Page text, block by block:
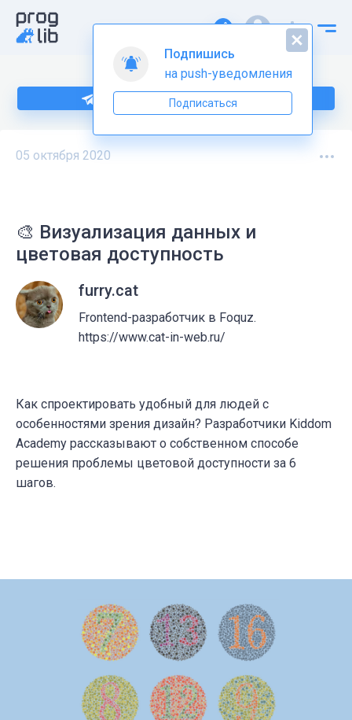
Подпишитесь на нас в Telegram
05 октября 2020
🎨 Визуализация данных и
цветовая доступность
furry.cat
Frontend-разработчик в Foquz.
https://www.cat-in-web.ru/
Как спроектировать удобный для людей с
особенностями зрения дизайн? Разработчики Kiddom
Academy рассказывают о собственном способе
решения проблемы цветовой доступности за 6
шагов.
Подпишись
на push-уведомления
Подписаться